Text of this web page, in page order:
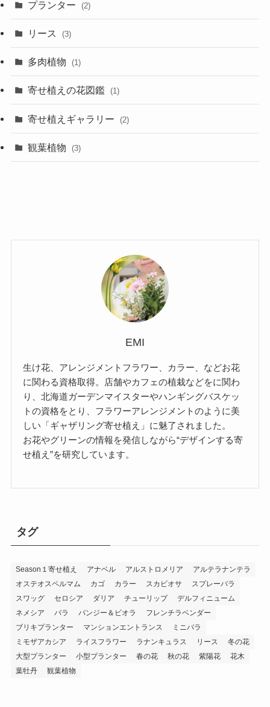
プランター (2)
リース (3)
多肉植物 (1)
寄せ植えの花図鑑 (1)
寄せ植えギャラリー (2)
観葉植物 (3)
EMI
生け花、アレンジメントフラワー、カラー、などお花
に関わる資格取得。店舗やカフェの植栽などをに関わ
り、北海道ガーデンマイスターやハンギングバスケッ
トの資格をとり、フラワーアレンジメントのように美
しい「ギャザリング寄せ植え」に魅了されました。
お花やグリーンの情報を発信しながら“デザインする寄
せ植え”を研究しています。
タグ
Season１寄せ植え アナベル アルストロメリア
アルテラナンテラ
オステオスペルマム
カゴ カラー スカビオサ
スプレーバラ
スワッグ
セロシア ダリア チューリップ
デルフィニューム
ネメシア
バラ パンジー＆ビオラ
フレンチラベンダー
ブリキプランター
マンションエントランス
ミニバラ
ミモザアカシア
ライスフラワー ラナンキュラス リース
冬の花
大型プランター
小型プランター 春の花 秋の花 紫陽花
花木
葉牡丹
観葉植物